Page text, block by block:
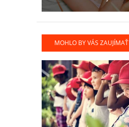
MOHLO BY VÁS ZAUJÍMAŤ